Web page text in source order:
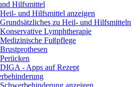
Hilfsmittel
Heil- und Hilfsmittel anzeigen
Grundsätzliches zu Heil- und Hilfsmitteln
Konservative Lymphtherapie
Medizinische Fußpflege
Brustprothesen
Perücken
DIGA - Apps auf Rezept